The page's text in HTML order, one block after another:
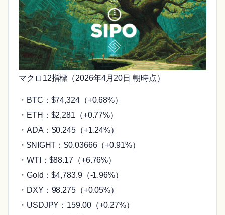
マクロ12指標（2026年4月20日 朝時点）
・BTC：$74,324（+0.68%）
・ETH：$2,281（+0.77%）
・ADA：$0.245（+1.24%）
・$NIGHT：$0.03666（+0.91%）
・WTI：$88.17（+6.76%）
・Gold：$4,783.9（-1.96%）
・DXY：98.275（+0.05%）
・USDJPY：159.00（+0.27%）